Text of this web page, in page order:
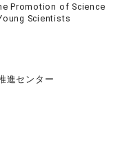
Promotion of Science
Scientists
進センター